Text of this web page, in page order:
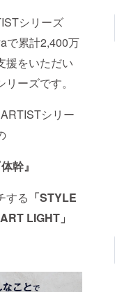
シリーズ
で累計2,400万
援をいただい
ーズです。
シリー
幹』
する 「STYLE
LIGHT」